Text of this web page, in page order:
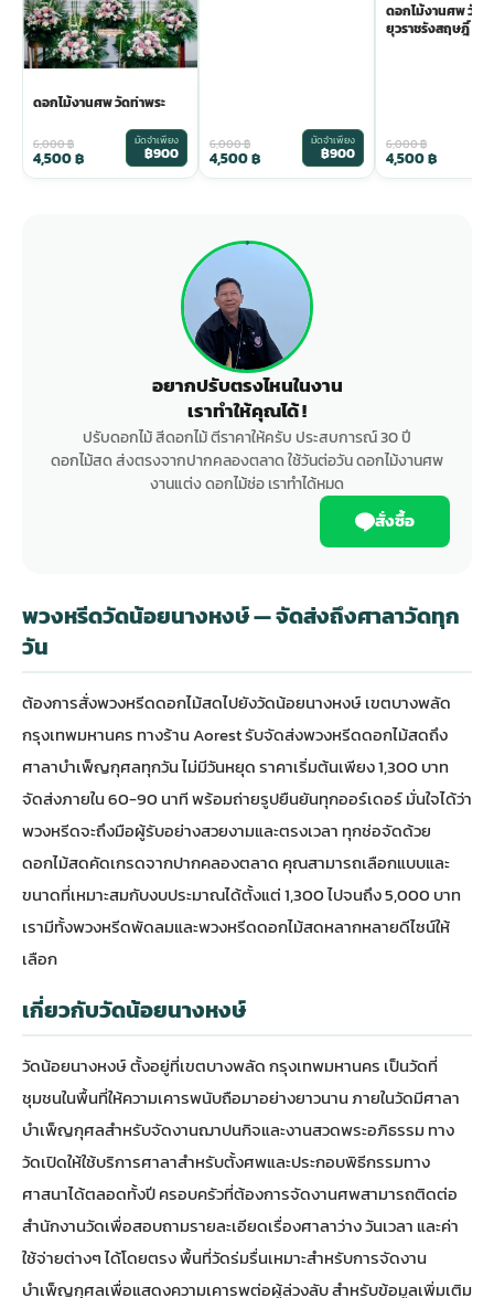
ดอกไม้งานศพ วัดท่าพระ
6,000฿
4,500฿
มัดจำเพียง
฿900 6,000฿
4,500฿
มัดจำเพียง
฿900
ดอกไม้งานศพ วัดม
ยุวราชรังสฤษฎิ์
6,000฿
4,500฿
อยากปรับตรงไหนในงาน
เราทำให้คุณได้ !
ปรับดอกไม้ สีดอกไม้ ตีราคาให้ครับ ประสบการณ์ 30 ปี
ดอกไม้สด ส่งตรงจากปากคลองตลาด ใช้วันต่อวัน ดอกไม้งานศพ
งานแต่ง ดอกไม้ช่อ เราทำได้หมด
สั่งซื้อ
พวงหรีดวัดน้อยนางหงษ์ — จัดส่งถึงศาลาวัดทุก
วัน
ต้องการสั่งพวงหรีดดอกไม้สดไปยังวัดน้อยนางหงษ์ เขตบางพลัด
กรุงเทพมหานคร ทางร้าน Aorest รับจัดส่งพวงหรีดดอกไม้สดถึง
ศาลาบำเพ็ญกุศลทุกวัน ไม่มีวันหยุด ราคาเริ่มต้นเพียง 1,300 บาท
จัดส่งภายใน 60-90 นาที พร้อมถ่ายรูปยืนยันทุกออร์เดอร์ มั่นใจได้ว่า
พวงหรีดจะถึงมือผู้รับอย่างสวยงามและตรงเวลา ทุกช่อจัดด้วย
ดอกไม้สดคัดเกรดจากปากคลองตลาด คุณสามารถเลือกแบบและ
ขนาดที่เหมาะสมกับงบประมาณได้ตั้งแต่ 1,300 ไปจนถึง 5,000 บาท
เรามีทั้งพวงหรีดพัดลมและพวงหรีดดอกไม้สดหลากหลายดีไซน์ให้
เลือก
เกี่ยวกับวัดน้อยนางหงษ์
วัดน้อยนางหงษ์ ตั้งอยู่ที่เขตบางพลัด กรุงเทพมหานคร เป็นวัดที่
ชุมชนในพื้นที่ให้ความเคารพนับถือมาอย่างยาวนาน ภายในวัดมีศาลา
บำเพ็ญกุศลสำหรับจัดงานฌาปนกิจและงานสวดพระอภิธรรม ทาง
วัดเปิดให้ใช้บริการศาลาสำหรับตั้งศพและประกอบพิธีกรรมทาง
ศาสนาได้ตลอดทั้งปี ครอบครัวที่ต้องการจัดงานศพสามารถติดต่อ
สำนักงานวัดเพื่อสอบถามรายละเอียดเรื่องศาลาว่าง วันเวลา และค่า
ใช้จ่ายต่างๆ ได้โดยตรง พื้นที่วัดร่มรื่นเหมาะสำหรับการจัดงาน
บำเพ็ญกุศลเพื่อแสดงความเคารพต่อผู้ล่วงลับ สำหรับข้อมูลเพิ่มเติม